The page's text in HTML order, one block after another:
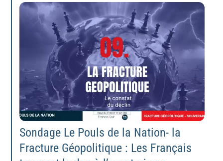
Sondage Le Pouls de la Nation- la
Fracture Géopolitique : Les Français